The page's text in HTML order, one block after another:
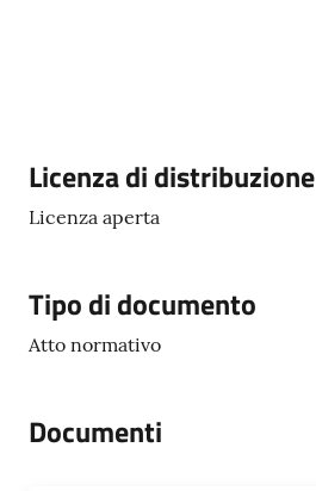
Descrizione
Licenza di distribuzione
Licenza aperta
Tipo di documento
Atto normativo
Documenti